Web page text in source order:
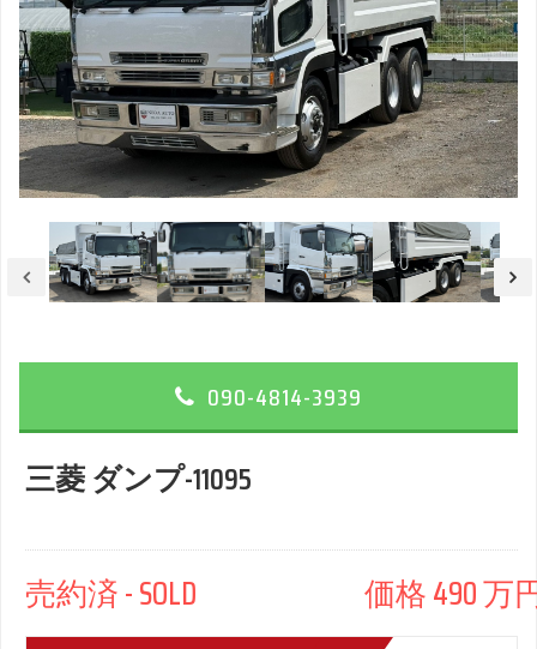
090-4814-3939
三菱 ダンプ-11095
売約済 - SOLD 価格 490 万円